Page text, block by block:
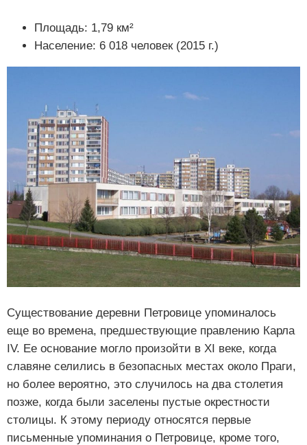
Площадь: 1,79 км²
Население: 6 018 человек (2015 г.)
Существование деревни Петровице упоминалось
еще во времена, предшествующие правлению Карла
IV. Ее основание могло произойти в XI веке, когда
славяне селились в безопасных местах около Праги,
но более вероятно, это случилось на два столетия
позже, когда были заселены пустые окрестности
столицы. К этому периоду относятся первые
письменные упоминания о Петровице, кроме того,